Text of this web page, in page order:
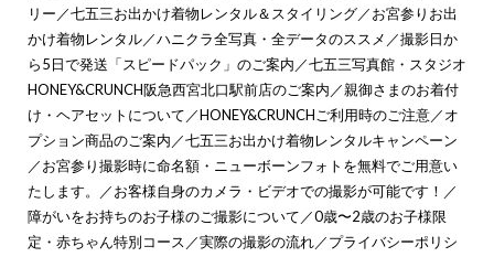
リー ／七五三お出かけ着物レンタル＆スタイリング／お宮参りお出
かけ着物レンタル／ハニクラ全写真・全データのススメ ／撮影日か
ら5日で発送「スピードパック」のご案内 ／七五三写真館・スタジオ
HONEY&CRUNCH阪急西宮北口駅前店のご案内 ／親御さまのお着付
け・ヘアセットについて ／HONEY&CRUNCHご利用時のご注意／オ
プション商品のご案内 ／七五三お出かけ着物レンタルキャンペーン
／お宮参り撮影時に命名額・ニューボーンフォトを無料でご用意い
たします。
／お客様自身のカメラ・ビデオでの撮影が可能です！ ／
障がいをお持ちのお子様のご撮影について ／0歳〜2歳のお子様限
定・赤ちゃん特別コース ／実際の撮影の流れ／プライバシーポリシ